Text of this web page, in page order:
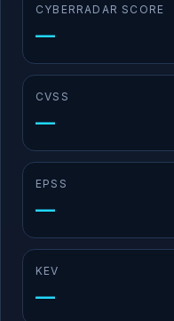
CYBERRADAR SCORE
—
CVSS
—
EPSS
—
KEV
—